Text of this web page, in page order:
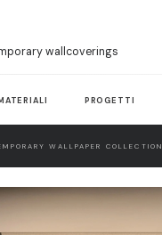
wallcoverings
PROGETTI
WALLPAPER COLLECTION